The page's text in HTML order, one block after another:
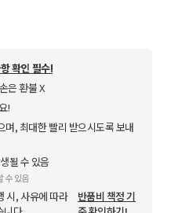
확인 필수!
은 환불 X
!
며, 최대한 빨리 받으시도록 보내
될 수 있음
수 있음
시, 사유에 따라
반품비 책정 기